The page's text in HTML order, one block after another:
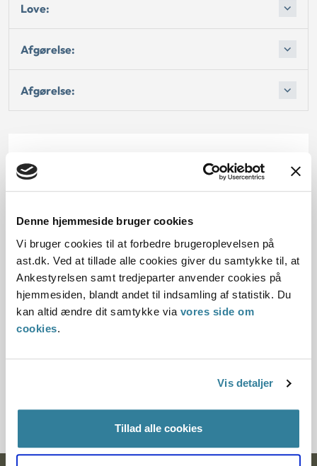
Denne hjemmeside bruger cookies
Vi bruger cookies til at forbedre brugeroplevelsen på
ast.dk. Ved at tillade alle cookies giver du samtykke til, at
Ankestyrelsen samt tredjeparter anvender cookies på
hjemmesiden, blandt andet til indsamling af statistik. Du
kan altid ændre dit samtykke via vores side om
cookies.
Vis detaljer
Tillad alle cookies
Love:
Afgørelse:
Afgørelse:
Dato for underskrift
Offentliggørelsesdato
11.07.2013 Denne principafgørelse er kasseret den 7.
maj 2019, da den ikke længere har vejledningsværdi.
Paragraf